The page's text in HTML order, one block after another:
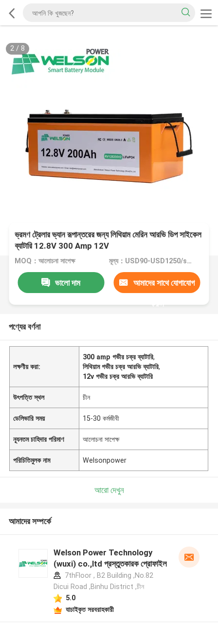
2/ 8
ভ্রমণ ট্রেলার ভ্যান রূপান্তরের জন্য লিথিয়াম মেরিন আরভি ডিপ সাইকেল
ব্যাটারি 12.8V 300 Amp 12V
MOQ：আলোচনা সাপেক্ষ মূল্য：USD90-USD1250/set
ভালো দাম আমাদের সাথে যোগাযোগ
করুন
পণ্যের বর্ণনা
লক্ষণীয় করা:
300 amp গভীর চক্র ব্যাটারি,
লিথিয়াম গভীর চক্র আরভি ব্যাটারি,
12v গভীর চক্র আরভি ব্যাটারি
উৎপত্তি স্থল চীন
ডেলিভারি সময় 15-30 কর্মজীবী
ন্যূনতম চাহিদার পরিমাণ আলোচনা সাপেক্ষ
পরিচিতিমুলক নাম Welsonpower
আরো দেখুন
আমাদের সম্পর্কে
Welson Power Technology
(wuxi) co.,ltd প্রস্তুতকারক প্রোফাইল
7thFloor , B2 Building ,No.82
Dicui Road ,Binhu District ,চীন
5.0
যাচাইকৃত সরবরাহকারী